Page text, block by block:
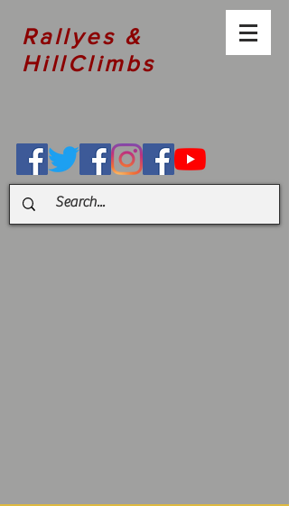
Rallyes &
HillClimbs